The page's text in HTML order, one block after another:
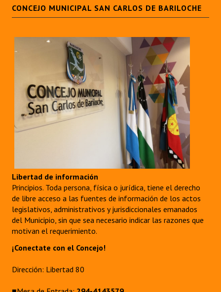
CONCEJO MUNICIPAL SAN CARLOS DE BARILOCHE
Libertad de información
Principios. Toda persona, física o jurídica, tiene el derecho
de libre acceso a las fuentes de información de los actos
legislativos, administrativos y jurisdiccionales emanados
del Municipio, sin que sea necesario indicar las razones que
motivan el requerimiento.
¡Conectate con el Concejo!
Dirección: Libertad 80